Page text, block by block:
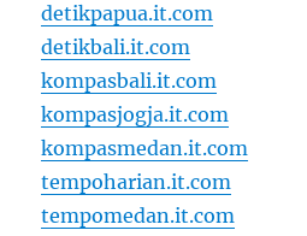
detikpapua.it.com
detikbali.it.com
kompasbali.it.com
kompasjogja.it.com
kompasmedan.it.com
tempoharian.it.com
tempomedan.it.com